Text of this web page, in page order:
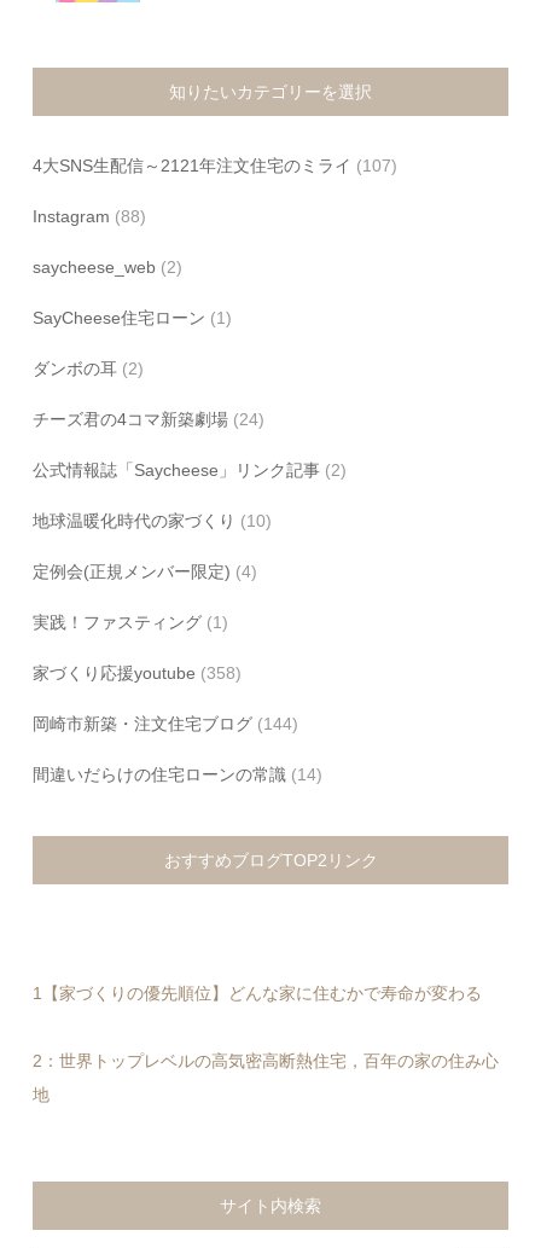
知りたいカテゴリーを選択
4大SNS生配信～2121年注文住宅のミライ (107)
Instagram (88)
saycheese_web (2)
SayCheese住宅ローン (1)
ダンボの耳 (2)
チーズ君の4コマ新築劇場 (24)
公式情報誌「Saycheese」リンク記事 (2)
地球温暖化時代の家づくり (10)
定例会(正規メンバー限定) (4)
実践！ファスティング (1)
家づくり応援youtube (358)
岡崎市新築・注文住宅ブログ (144)
間違いだらけの住宅ローンの常識 (14)
おすすめブログTOP2リンク
1【家づくりの優先順位】どんな家に住むかで寿命が変わる
2：世界トップレベルの高気密高断熱住宅，百年の家の住み心
地
サイト内検索